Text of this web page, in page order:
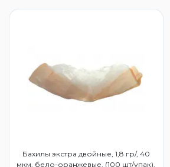
Бахилы экстра двойные, 1,8 гр/, 40
мкм, бело-оранжевые, (100 шт/упак),